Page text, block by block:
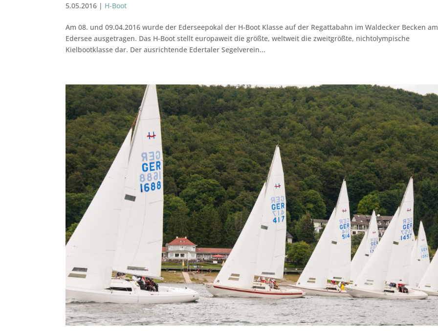
5.05.2016 | H-Boot
Am 08. und 09.04.2016 wurde der Ederseepokal der H-Boot Klasse auf der Regattabahn im Waldecker Becken am
Edersee ausgetragen. Das H-Boot stellt europaweit die größte, weltweit die zweitgrößte, nichtolympische
Kielbootklasse dar. Der ausrichtende Edertaler Segelverein...